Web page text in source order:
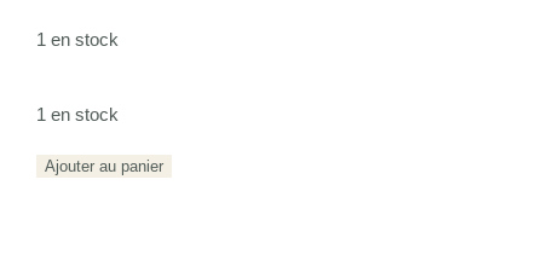
1 en stock
1 en stock
quantité
Ajouter au panier